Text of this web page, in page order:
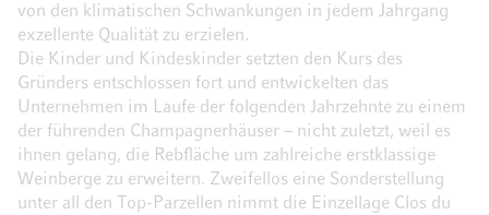
von den klimatischen Schwankungen in jedem Jahrgang
exzellente Qualität zu erzielen.
Die Kinder und Kindeskinder setzten den Kurs des
Gründers entschlossen fort und entwickelten das
Unternehmen im Laufe der folgenden Jahrzehnte zu einem
der führenden Champagnerhäuser – nicht zuletzt, weil es
ihnen gelang, die Rebfläche um zahlreiche erstklassige
Weinberge zu erweitern. Zweifellos eine Sonderstellung
unter all den Top-Parzellen nimmt die Einzellage Clos du